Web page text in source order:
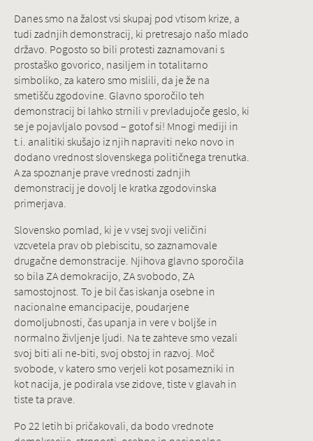
Danes smo na žalost vsi skupaj pod vtisom krize, a
tudi zadnjih demonstracij, ki pretresajo našo mlado
državo. Pogosto so bili protesti zaznamovani s
prostaško govorico, nasiljem in totalitarno
simboliko, za katero smo mislili, da je že na
smetišču zgodovine. Glavno sporočilo teh
demonstracij bi lahko strnili v prevladujoče geslo, ki
se je pojavljalo povsod – gotof si! Mnogi mediji in
t.i. analitiki skušajo iz njih napraviti neko novo in
dodano vrednost slovenskega političnega trenutka.
A za spoznanje prave vrednosti zadnjih
demonstracij je dovolj le kratka zgodovinska
primerjava.
Slovensko pomlad, ki je v vsej svoji veličini
vzcvetela prav ob plebiscitu, so zaznamovale
drugačne demonstracije. Njihova glavno sporočila
so bila ZA demokracijo, ZA svobodo, ZA
samostojnost. To je bil čas iskanja osebne in
nacionalne emancipacije, poudarjene
domoljubnosti, čas upanja in vere v boljše in
normalno življenje ljudi. Na te zahteve smo vezali
svoj biti ali ne-biti, svoj obstoj in razvoj. Moč
svobode, v katero smo verjeli kot posamezniki in
kot nacija, je podirala vse zidove, tiste v glavah in
tiste ta prave.
Po 22 letih bi pričakovali, da bodo vrednote